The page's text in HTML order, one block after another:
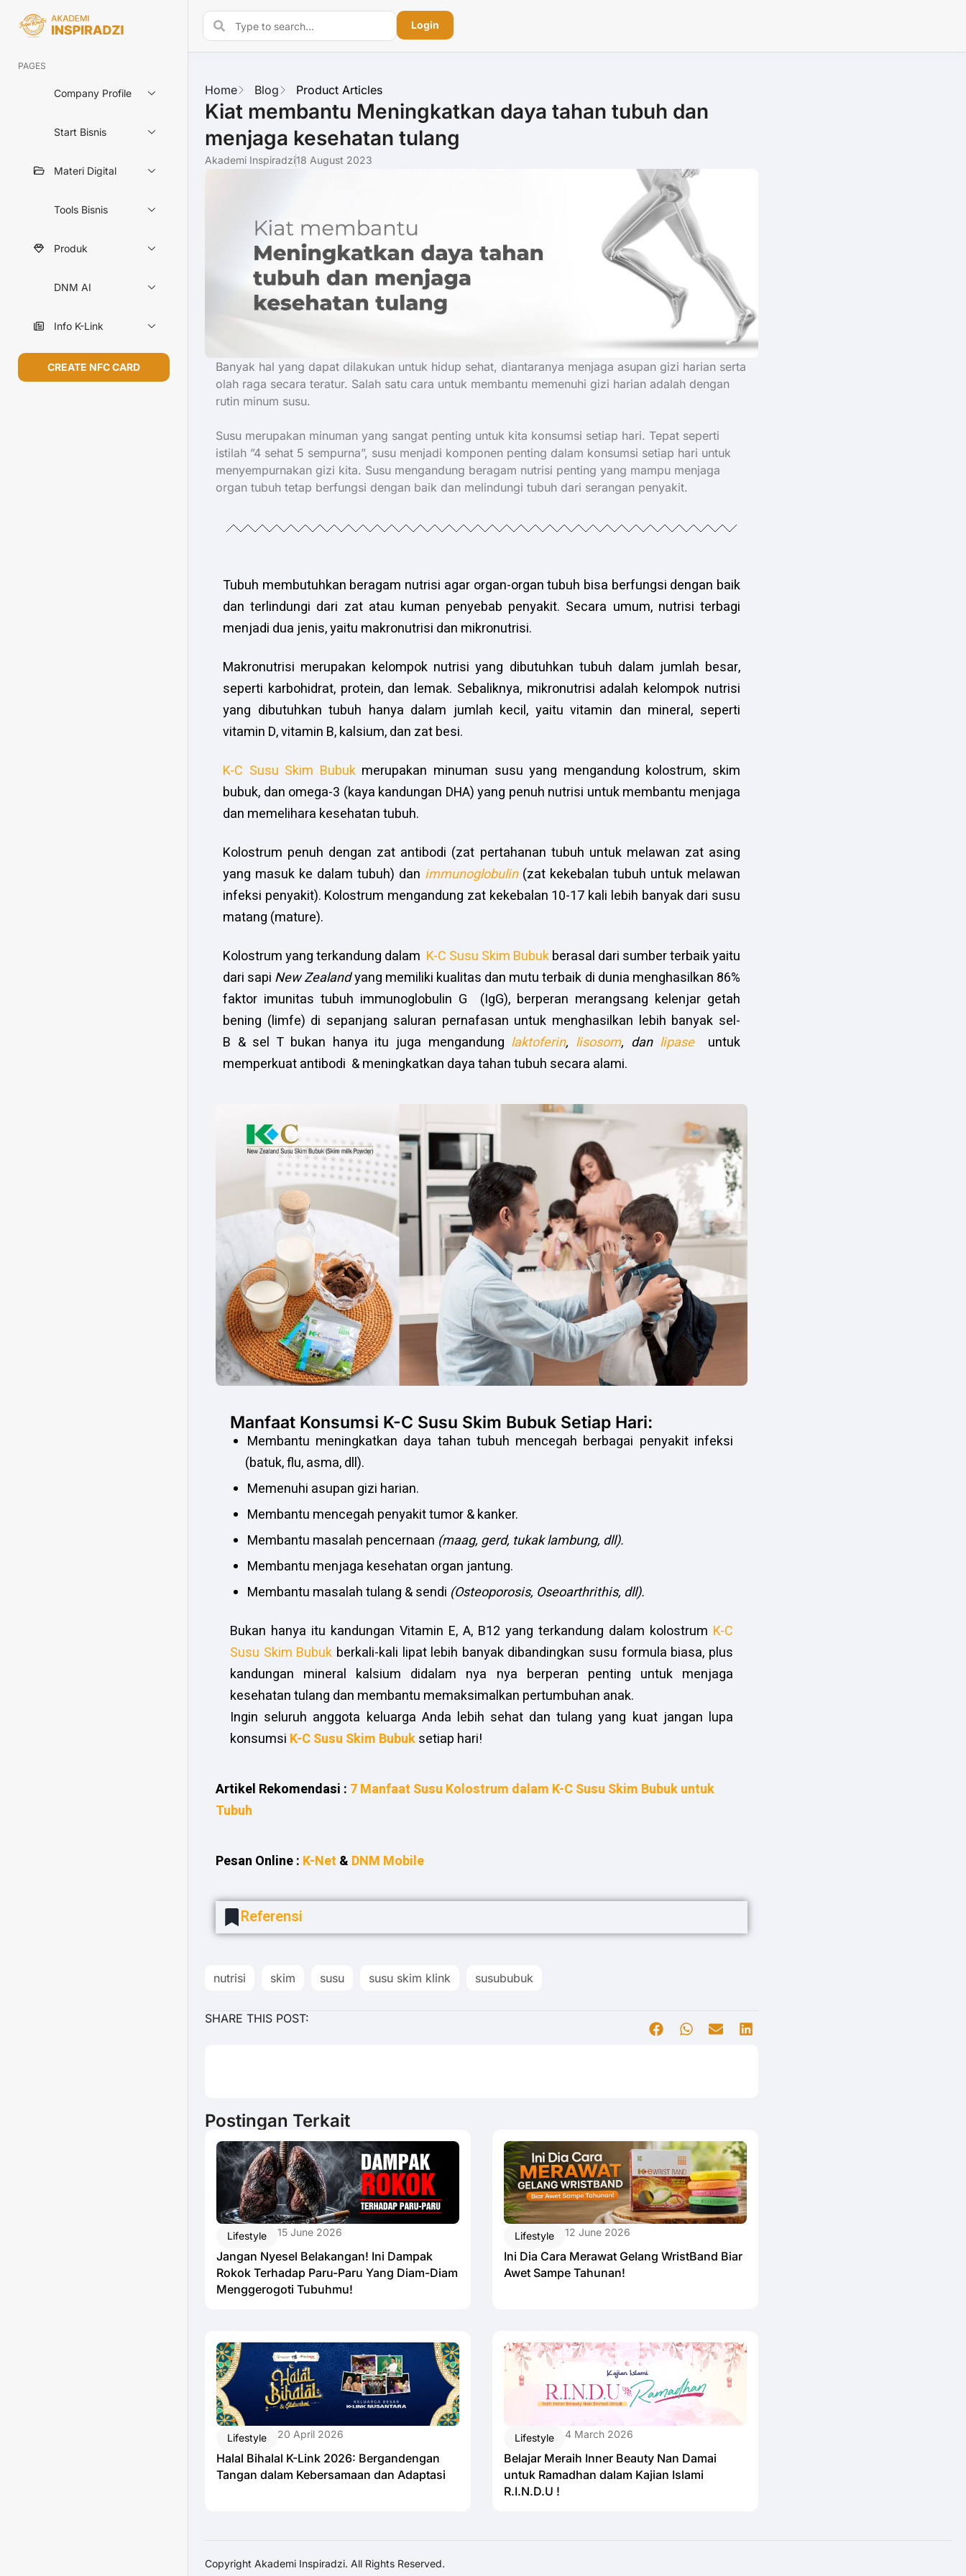
Login
PAGES
Company Profile
Start Bisnis
Materi Digital
Tools Bisnis
Produk
DNM AI
Info K-Link
CREATE NFC CARD
Home Blog Product Articles
Kiat membantu Meningkatkan daya tahan tubuh dan
menjaga kesehatan tulang
Akademi Inspiradzi18 August 2023
Banyak hal yang dapat dilakukan untuk hidup sehat, diantaranya menjaga asupan gizi harian serta
olah raga secara teratur. Salah satu cara untuk membantu memenuhi gizi harian adalah dengan
rutin minum susu.
Susu merupakan minuman yang sangat penting untuk kita konsumsi setiap hari. Tepat seperti
istilah ”4 sehat 5 sempurna”, susu menjadi komponen penting dalam konsumsi setiap hari untuk
menyempurnakan gizi kita. Susu mengandung beragam nutrisi penting yang mampu menjaga
organ tubuh tetap berfungsi dengan baik dan melindungi tubuh dari serangan penyakit.
Tubuh membutuhkan beragam nutrisi agar organ-organ tubuh bisa berfungsi dengan baik
dan terlindungi dari zat atau kuman penyebab penyakit. Secara umum, nutrisi terbagi
menjadi dua jenis, yaitu makronutrisi dan mikronutrisi.
Makronutrisi merupakan kelompok nutrisi yang dibutuhkan tubuh dalam jumlah besar,
seperti karbohidrat, protein, dan lemak. Sebaliknya, mikronutrisi adalah kelompok nutrisi
yang dibutuhkan tubuh hanya dalam jumlah kecil, yaitu vitamin dan mineral, seperti
vitamin D, vitamin B, kalsium, dan zat besi.
K-C Susu Skim Bubukmerupakan minuman susu yang mengandung kolostrum, skim
bubuk, dan omega-3 (kaya kandungan DHA) yang penuh nutrisi untuk membantu menjaga
dan memelihara kesehatan tubuh.
Kolostrum penuh dengan zat antibodi (zat pertahanan tubuh untuk melawan zat asing
yang masuk ke dalam tubuh) dan immunoglobulin (zat kekebalan tubuh untuk melawan
infeksi penyakit). Kolostrum mengandung zat kekebalan 10-17 kali lebih banyak dari susu
matang (mature).
Kolostrum yang terkandung dalam K-C Susu Skim Bubukberasal dari sumber terbaik yaitu
dari sapi New Zealandyang memiliki kualitas dan mutu terbaik di dunia menghasilkan 86%
faktor imunitas tubuh immunoglobulin G (IgG), berperan merangsang kelenjar getah
bening (limfe) di sepanjang saluran pernafasan untuk menghasilkan lebih banyak sel-
B & sel T bukan hanya itu juga mengandung laktoferin, lisosom, dan lipaseuntuk
memperkuat antibodi & meningkatkan daya tahan tubuh secara alami.
Manfaat Konsumsi K-C Susu Skim Bubuk Setiap Hari:
Membantu meningkatkan daya tahan tubuh mencegah berbagai penyakit infeksi
(batuk, flu, asma, dll).
Memenuhi asupan gizi harian.
Membantu mencegah penyakit tumor & kanker.
Membantu masalah pencernaan (maag, gerd, tukak lambung, dll).
Membantu menjaga kesehatan organ jantung.
Membantu masalah tulang & sendi (Osteoporosis, Oseoarthrithis, dll).
Bukan hanya itu kandungan Vitamin E, A, B12 yang terkandung dalam kolostrum K-C
Susu Skim Bubuk berkali-kali lipat lebih banyak dibandingkan susu formula biasa, plus
kandungan mineral kalsium didalam nya nya berperan penting untuk menjaga
kesehatan tulang dan membantu memaksimalkan pertumbuhan anak.
Ingin seluruh anggota keluarga Anda lebih sehat dan tulang yang kuat jangan lupa
konsumsi K-C Susu Skim Bubuksetiap hari!
Artikel Rekomendasi : 7 Manfaat Susu Kolostrum dalam K-C Susu Skim Bubuk untuk
Tubuh
Pesan Online : K-Net & DNM Mobile
Referensi
nutrisi skim susu susu skim klink susububuk
SHARE THIS POST:
Postingan Terkait
Lifestyle 15 June 2026
Jangan Nyesel Belakangan! Ini Dampak
Rokok Terhadap Paru-Paru Yang Diam-Diam
Menggerogoti Tubuhmu!
Lifestyle 12 June 2026
Ini Dia Cara Merawat Gelang WristBand Biar
Awet Sampe Tahunan!
Lifestyle 20 April 2026
Halal Bihalal K-Link 2026: Bergandengan
Tangan dalam Kebersamaan dan Adaptasi
Lifestyle 4 March 2026
Belajar Meraih Inner Beauty Nan Damai
untuk Ramadhan dalam Kajian Islami
R.I.N.D.U !
Copyright Akademi Inspiradzi. All Rights Reserved.